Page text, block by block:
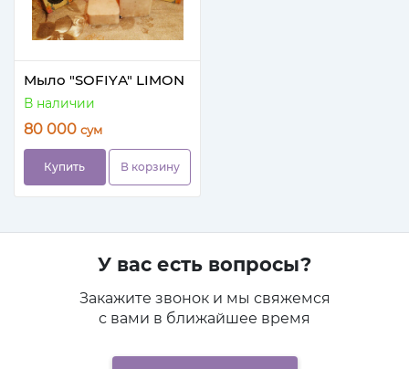
Мыло "SOFIYА" LIMON
В наличии
80 000 сум
Купить В корзину
У вас есть вопросы?
Закажите звонок и мы свяжемся
с вами в ближайшее время